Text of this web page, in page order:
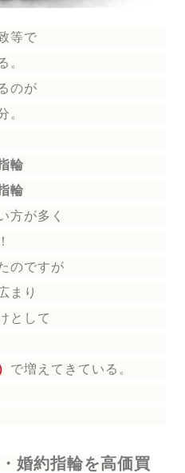
等で
。
のが
。
輪
輪
方が多く
のですが
まり
として
で増えてきている。
婚約指輪を高価買